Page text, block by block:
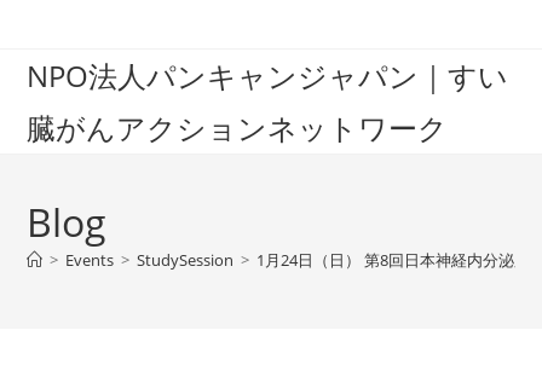
contentNPO法人パンキャンジャパン｜すい
臓がんアクションネットワーク
Blog
> Events > StudySession > 1月24日（日） 第8回日本神経内分泌腫